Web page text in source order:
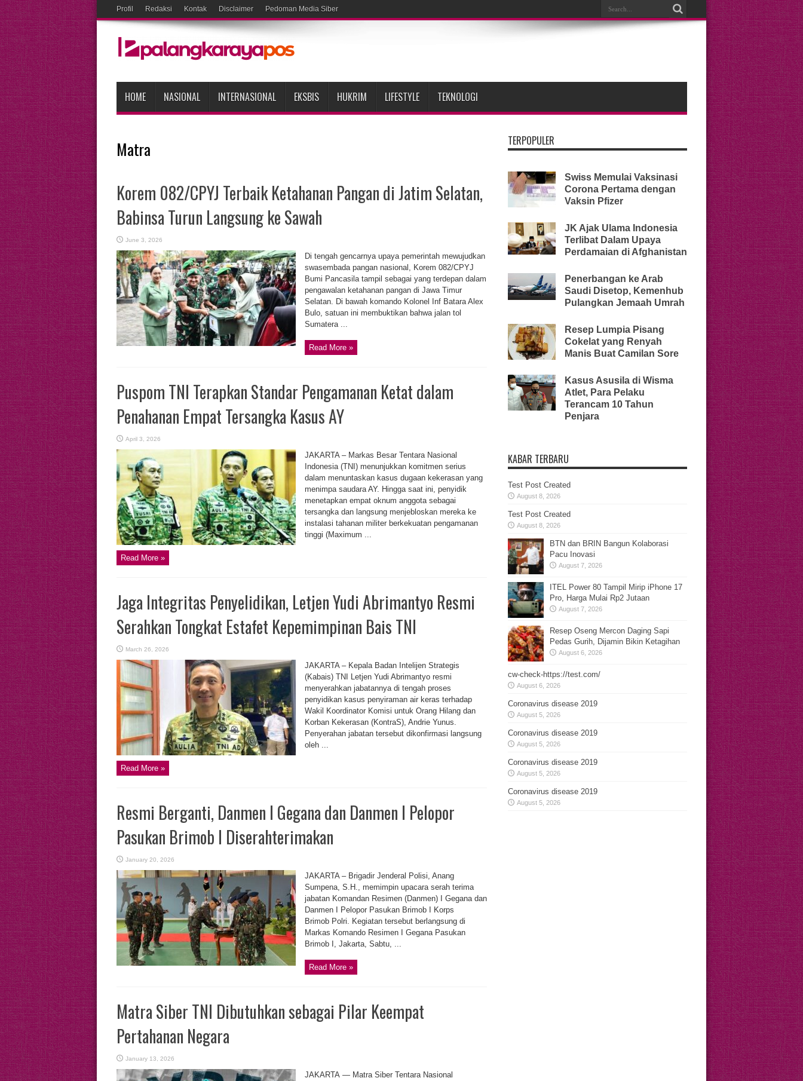
Profil Redaksi Kontak Disclaimer Pedoman Media Siber
HOME NASIONAL INTERNASIONAL EKSBIS HUKRIM LIFESTYLE TEKNOLOGI
Matra
Korem 082/CPYJ Terbaik Ketahanan Pangan di Jatim Selatan,
Babinsa Turun Langsung ke Sawah
June 3, 2026
Di tengah gencarnya upaya pemerintah mewujudkan
swasembada pangan nasional, Korem 082/CPYJ
Bumi Pancasila tampil sebagai yang terdepan dalam
pengawalan ketahanan pangan di Jawa Timur
Selatan. Di bawah komando Kolonel Inf Batara Alex
Bulo, satuan ini membuktikan bahwa jalan tol
Sumatera ...
Read More »
​Puspom TNI Terapkan Standar Pengamanan Ketat dalam
Penahanan Empat Tersangka Kasus AY
April 3, 2026
JAKARTA – Markas Besar Tentara Nasional
Indonesia (TNI) menunjukkan komitmen serius
dalam menuntaskan kasus dugaan kekerasan yang
menimpa saudara AY. Hingga saat ini, penyidik
menetapkan empat oknum anggota sebagai
tersangka dan langsung menjebloskan mereka ke
instalasi tahanan militer berkekuatan pengamanan
tinggi (Maximum ...
Read More »
Jaga Integritas Penyelidikan, Letjen Yudi Abrimantyo Resmi
Serahkan Tongkat Estafet Kepemimpinan Bais TNI
March 26, 2026
JAKARTA – Kepala Badan Intelijen Strategis
(Kabais) TNI Letjen Yudi Abrimantyo resmi
menyerahkan jabatannya di tengah proses
penyidikan kasus penyiraman air keras terhadap
Wakil Koordinator Komisi untuk Orang Hilang dan
Korban Kekerasan (KontraS), Andrie Yunus.
Penyerahan jabatan tersebut dikonfirmasi langsung
oleh ...
Read More »
Resmi Berganti, Danmen I Gegana dan Danmen I Pelopor
Pasukan Brimob I Diserahterimakan
January 20, 2026
JAKARTA – Brigadir Jenderal Polisi, Anang
Sumpena, S.H., memimpin upacara serah terima
jabatan Komandan Resimen (Danmen) I Gegana dan
Danmen I Pelopor Pasukan Brimob I Korps
Brimob Polri. Kegiatan tersebut berlangsung di
Markas Komando Resimen I Gegana Pasukan
Brimob I, Jakarta, Sabtu, ...
Read More »
Matra Siber TNI Dibutuhkan sebagai Pilar Keempat
Pertahanan Negara
January 13, 2026
JAKARTA — Matra Siber Tentara Nasional
TERPOPULER
Swiss Memulai Vaksinasi
Corona Pertama dengan
Vaksin Pfizer
JK Ajak Ulama Indonesia
Terlibat Dalam Upaya
Perdamaian di Afghanistan
Penerbangan ke Arab
Saudi Disetop, Kemenhub
Pulangkan Jemaah Umrah
Resep Lumpia Pisang
Cokelat yang Renyah
Manis Buat Camilan Sore
Kasus Asusila di Wisma
Atlet, Para Pelaku
Terancam 10 Tahun
Penjara
KABAR TERBARU
Test Post Created
August 8, 2026
Test Post Created
August 8, 2026
BTN dan BRIN Bangun Kolaborasi
Pacu Inovasi
August 7, 2026
ITEL Power 80 Tampil Mirip iPhone 17
Pro, Harga Mulai Rp2 Jutaan
August 7, 2026
Resep Oseng Mercon Daging Sapi
Pedas Gurih, Dijamin Bikin Ketagihan
August 6, 2026
cw-check-https://test.com/
August 6, 2026
Coronavirus disease 2019
August 5, 2026
Coronavirus disease 2019
August 5, 2026
Coronavirus disease 2019
August 5, 2026
Coronavirus disease 2019
August 5, 2026